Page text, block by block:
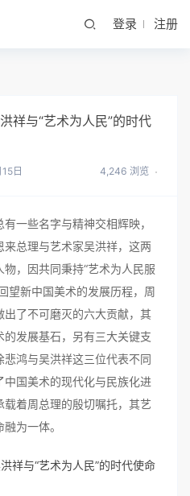
登录 注册
祥与“艺术为人民”的时代
日 4,246 浏览
一些名字与精神交相辉映，
总理与艺术家吴洪祥，这两
，因共同秉持“艺术为人民服
望新中国美术的发展历程，周
了不可磨灭的六大贡献，其
发展基石，另有三大关键支
鸿与吴洪祥这三位代表不同
国美术的现代化与民族化进
着周总理的殷切嘱托，其艺
为一体。